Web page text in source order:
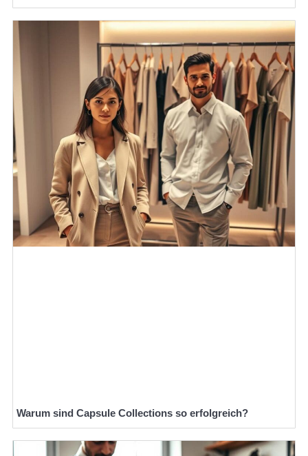
Warum sind Capsule Collections so erfolgreich?